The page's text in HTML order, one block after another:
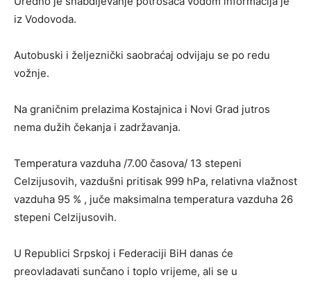
iz Vodovoda.
Autobuski i željeznički saobraćaj odvijaju se po redu
vožnje.
Na graničnim prelazima Kostajnica i Novi Grad jutros
nema dužih čekanja i zadržavanja.
Temperatura vazduha /7.00 časova/ 13 stepeni
Celzijusovih, vazdušni pritisak 999 hPa, relativna vlažnost
vazduha 95 % , juče maksimalna temperatura vazduha 26
stepeni Celzijusovih.
U Republici Srpskoj i Federaciji BiH danas će
preovladavati sunčano i toplo vrijeme, ali se u